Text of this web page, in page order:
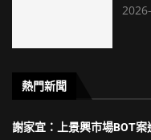
熱門新聞
謝家宜：上景興市場BOT案